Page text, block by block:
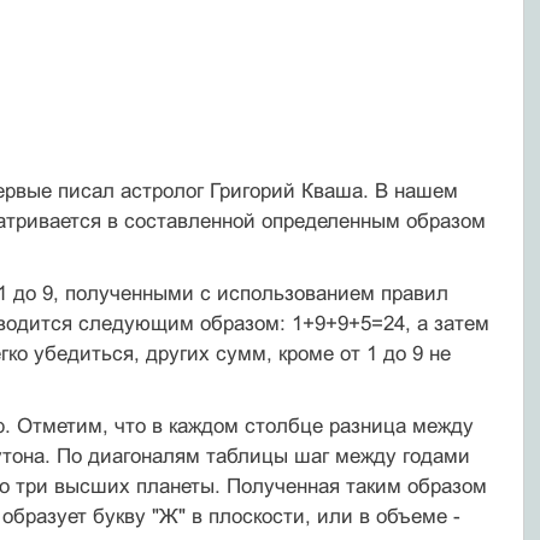
писал астролог Григорий Кваша. В нашем
в составленной определенным образом
9, полученными с использованием правил
следующим образом: 1+9+9+5=24, а затем
убедиться, других сумм, кроме от 1 до 9 не
Отметим, что в каждом столбце разница между
По диагоналям таблицы шаг между годами
три высших планеты. Полученная таким образом
букву "Ж" в плоскости, или в объеме -